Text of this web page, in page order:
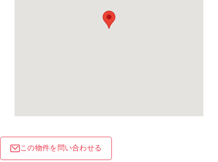
この物件を問い合わせる